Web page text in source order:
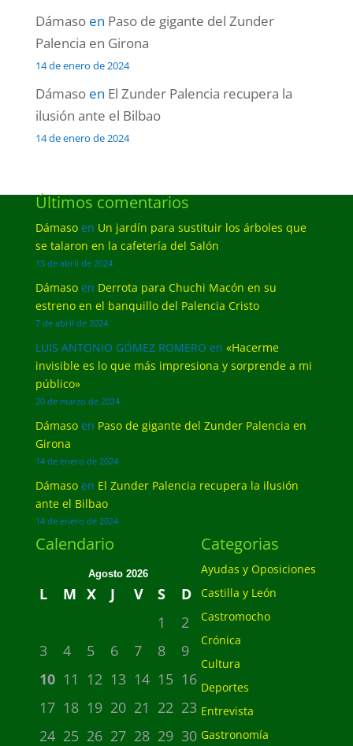
Dámasoen Paso de gigante del Zunder
Palencia en Girona
14 de enero de 2024
Dámasoen El Zunder Palencia recupera la
ilusión ante el Bilbao
14 de enero de 2024
Últimos comentarios
Dámasoen Un jardín para sustituir los árboles que
se talaron en la cafetería del Salón
13 de abril de 2024
Dámasoen Derrota para Chuchi Macón en su
estreno en el banquillo del Palencia Cristo
7 de abril de 2024
LUIS ANTONIO GÓMEZ ROMERO en «Hacerme
invisible es lo que más impresiona y sorprende a mi
público»
20 de marzo de 2024
Dámasoen Paso de gigante del Zunder Palencia en
Girona
14 de enero de 2024
Dámasoen El Zunder Palencia recupera la ilusión
ante el Bilbao
14 de enero de 2024
Calendario
Agosto 2026
L M X J V S
D
1
2
3
4 5 6 7 8
9
10 11 12 13 14 15 16
17 18 19 20 21 22 23
24 25 26 27 28 29 30
Categorias
Ayudas y Oposiciones
Castilla y León
Castromocho
Crónica
Cultura
Deportes
Entrevista
Gastronomía